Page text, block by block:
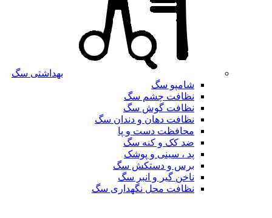
بهداشتی سگ
شامپو سگ
نظافت چشم سگ
نظافت گوش سگ
نظافت دهان و دندان سگ
محافظت دست و پا
ضد کک و کنه سگ
پد ، سینی و پوشک
برس و دستکش سگ
ناخن گیر و انبر سگ
نظافت محل نگهداری سگ